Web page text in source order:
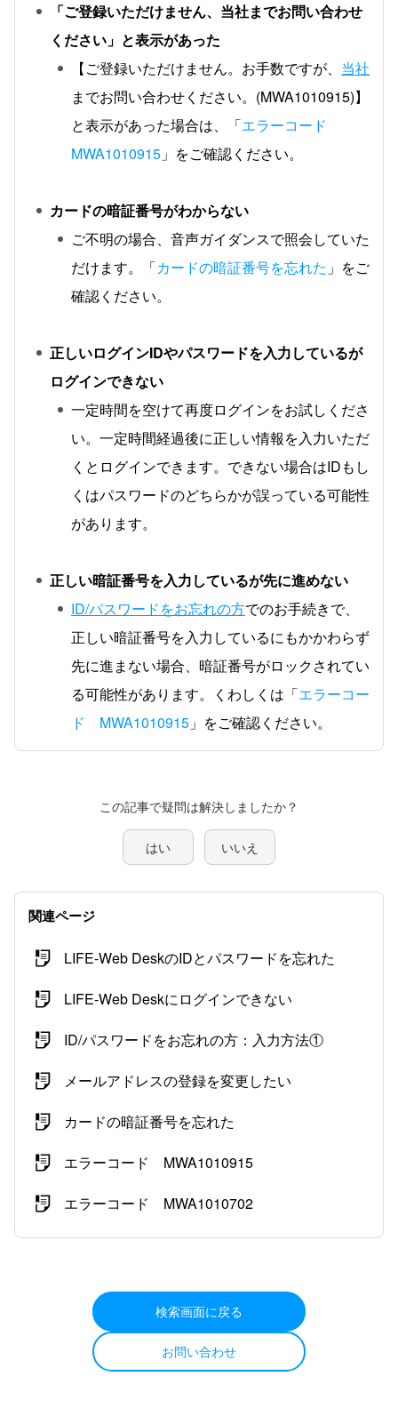
「ご登録いただけません、当社までお問い合わせ
ください」と表示があった
【ご登録いただけません。お手数ですが、 当社
までお問い合わせください。(MWA1010915)】
と表示があった場合は、「エラーコード
MWA1010915 」をご確認ください。
カードの暗証番号がわからない
ご不明の場合、音声ガイダンスで照会していた
だけます。「カードの暗証番号を忘れた 」をご
確認ください。
正しいログインIDやパスワードを入力しているが
ログインできない
一定時間を空けて再度ログインをお試しくださ
い。一定時間経過後に正しい情報を入力いただ
くとログインできます。できない場合はIDもし
くはパスワードのどちらかが誤っている可能性
があります。
正しい暗証番号を入力しているが先に進めない
ID/パスワードをお忘れの方でのお手続きで、
正しい暗証番号を入力しているにもかかわらず
先に進まない場合、暗証番号がロックされてい
る可能性があります。くわしくは「エラーコー
ド MWA1010915 」をご確認ください。
この記事で疑問は解決しましたか？
はい いいえ
関連ページ
LIFE-Web DeskのIDとパスワードを忘れた
LIFE-Web Deskにログインできない
ID/パスワードをお忘れの方：入力方法①
メールアドレスの登録を変更したい
カードの暗証番号を忘れた
エラーコード MWA1010915
エラーコード MWA1010702
検索画面に戻る
お問い合わせ